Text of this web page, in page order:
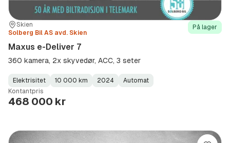
Sted:
Skien
Forhandler:
Solberg Bil AS avd. Skien
På lager
Maxus e-Deliver 7
360 kamera, 2x skyvedør, ACC, 3 seter
Fuel
Type:
Elektrisitet
Kilometerstand:
10 000 km
Model
Year:
2024
Gearbox
Type:
Automat
Kontantpris
468 000 kr